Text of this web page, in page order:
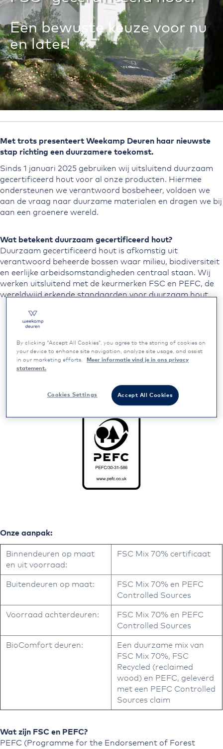
Een bewuste keuze voor nu
en later!
Met trots presenteert Weekamp Deuren haar nieuwste
stap richting een duurzamere toekomst.
Sinds 1 januari 2025 gebruiken wij uitsluitend duurzaam
gecertificeerd hout voor al onze producten. Hiermee
ondersteunen we verantwoord bosbeheer, voldoen we
aan de vraag naar duurzame materialen en dragen we bij
aan een groenere wereld.
Wat betekent duurzaam gecertificeerd hout?
Duurzaam gecertificeerd hout is afkomstig uit
verantwoord beheerde bossen waar milieu, biodiversiteit
en eerlijke arbeidsomstandigheden centraal staan. Wij
werken uitsluitend met de keurmerken FSC en PEFC, de
wereldwijd erkende standaarden voor duurzaam hout.
Onze aanpak:
Binnendeuren op maat
en uit voorraad:
FSC Mix 70% certificaat
Buitendeuren op maat:
FSC Mix 70% en PEFC
Controlled Sources
Voorraad achterdeuren:
FSC Mix 70% en PEFC
Controlled Sources
BioComfort deuren:
Een duurzame mix van
FSC Mix 70%, FSC
Recycled (reclaimed
wood) en PEFC, geleverd
met een PEFC Controlled
Sources claim
Wat zijn FSC en PEFC?
PEFC (Programme for the Endorsement of Forest
By clicking “Accept All Cookies”, you agree to the storing of cookies on
your device to enhance site navigation, analyze site usage, and assist
in our marketing efforts.
Meer informatie vind je in ons privacy
statement.
Accept All Cookies
Cookies Settings